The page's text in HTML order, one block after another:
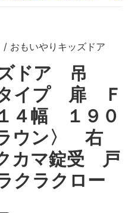
おもいやりキッズドア
ドア 吊
イプ 扉 Ｆ
４幅 １９０
ウン〉 右
カマ錠受 戸
クラクロー